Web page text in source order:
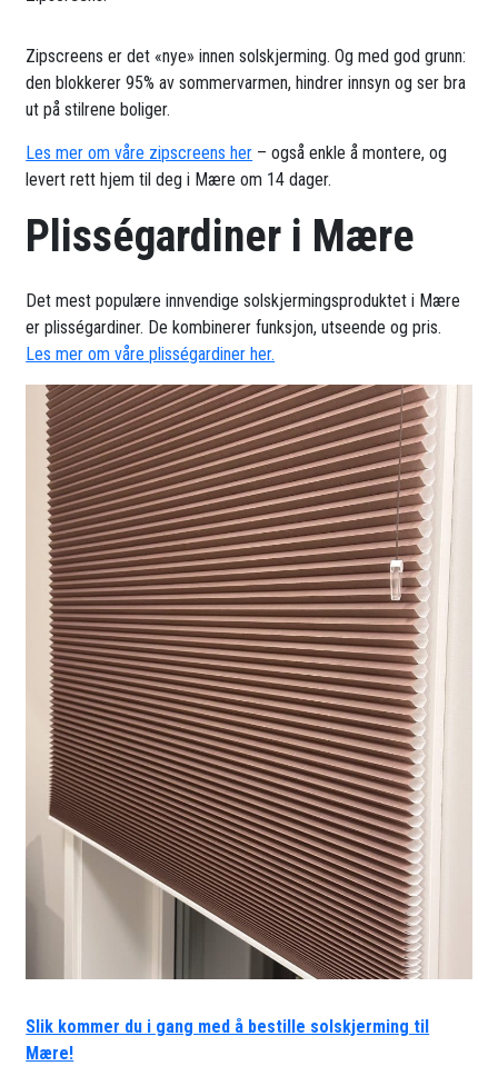
Zipscreens er det «nye» innen solskjerming. Og med god grunn:
den blokkerer 95% av sommervarmen, hindrer innsyn og ser bra
ut på stilrene boliger.
Les mer om våre zipscreens her – også enkle å montere, og
levert rett hjem til deg i Mære om 14 dager.
Plisségardiner i Mære
Det mest populære innvendige solskjermingsproduktet i Mære
er plisségardiner. De kombinerer funksjon, utseende og pris.
Les mer om våre plisségardiner her.
Slik kommer du i gang med å bestille solskjerming til
Mære!